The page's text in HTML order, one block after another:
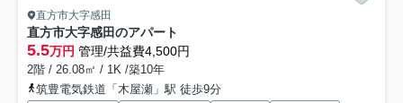
直方市大字感田
直方市大字感田のアパート
5.5万円 管理/共益費4,500円
2階 / 26.08㎡ / 1K /築10年
筑豊電気鉄道「木屋瀬」駅 徒歩9分